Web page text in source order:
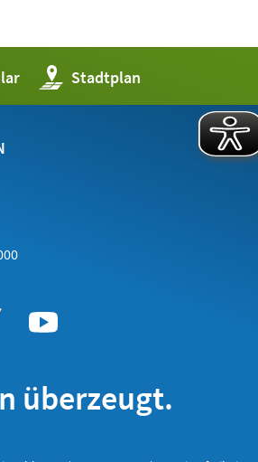
Stadtplan
(Öffnet
in
einem
überzeugt.